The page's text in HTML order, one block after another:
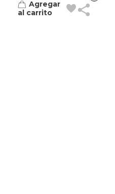
Agregar
al carrito